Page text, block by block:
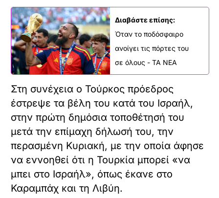
Διαβάστε επίσης:
Όταν το ποδόσφαιρο
ανοίγει τις πόρτες του
σε όλους - ΤΑ ΝΕΑ
Στη συνέχεια ο Τούρκος πρόεδρος
έστρεψε τα βέλη του κατά του Ισραήλ,
στην πρώτη δημόσια τοποθέτησή του
μετά την επίμαχη δήλωσή του, την
περασμένη Κυριακή, με την οποία άφησε
να εννοηθεί ότι η Τουρκία μπορεί «να
μπει στο Ισραήλ», όπως έκανε στο
Καραμπάχ και τη Λιβύη.